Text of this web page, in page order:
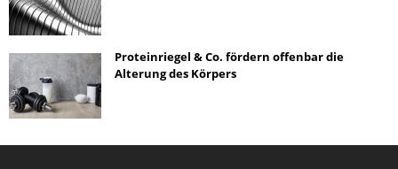
Proteinriegel & Co. fördern offenbar die
Alterung des Körpers